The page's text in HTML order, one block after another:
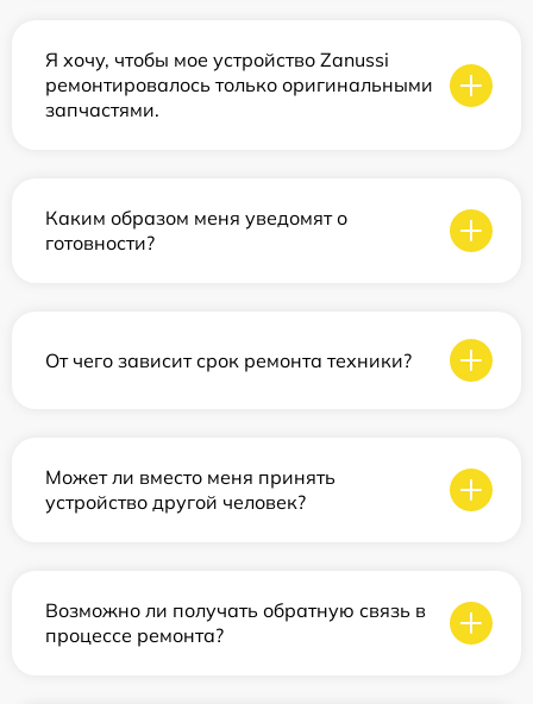
Я хочу, чтобы мое устройство Zanussi
ремонтировалось только оригинальными
запчастями.
Каким образом меня уведомят о
готовности?
От чего зависит срок ремонта техники?
Может ли вместо меня принять
устройство другой человек?
Возможно ли получать обратную связь в
процессе ремонта?